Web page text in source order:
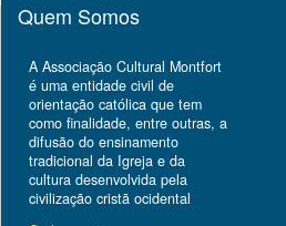
Quem Somos
A Associação Cultural Montfort
é uma entidade civil de
orientação católica que tem
como finalidade, entre outras, a
difusão do ensinamento
tradicional da Igreja e da
cultura desenvolvida pela
civilização cristã ocidental